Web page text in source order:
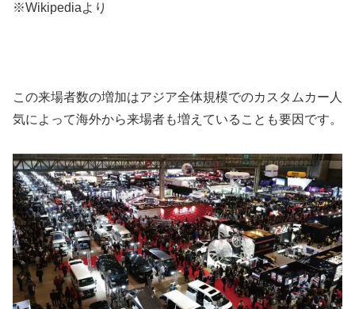
※Wikipediaより
この来場者数の増加はアジア全体規模でのカスタムカー人
気によって海外から来場者も増えていることも要因です。